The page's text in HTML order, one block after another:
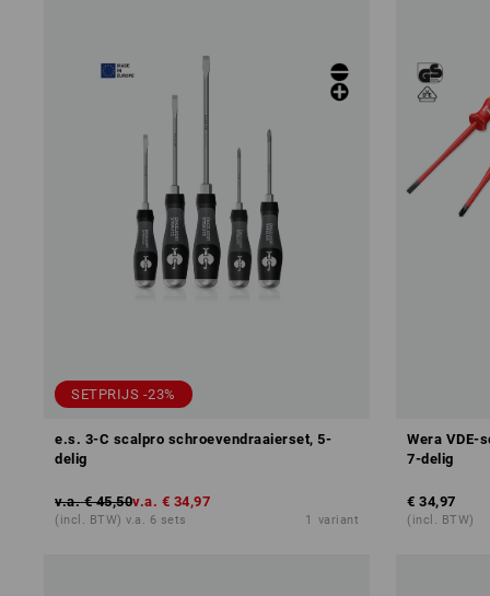
SETPRIJS -23%
e.s. 3-C scalpro schroevendraaierset, 5-
delig
v.a. € 45,50v.a. € 34,97
(incl. BTW) v.a. 6 sets 1 variant
Wera VDE-
7-delig
€ 34,97
(incl. BTW)